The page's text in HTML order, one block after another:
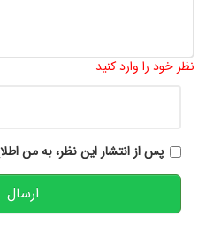
نظر خود را وارد کنید
پس از انتشار این نظر، به من
ارسال